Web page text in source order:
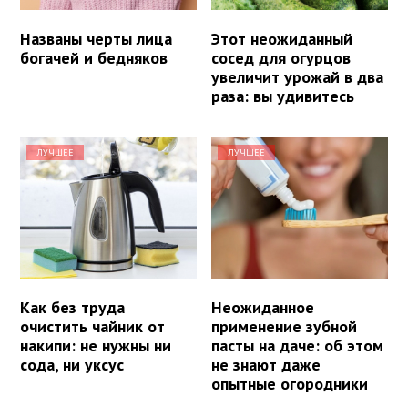
Названы черты лица
богачей и бедняков
Этот неожиданный
сосед для огурцов
увеличит урожай в два
раза: вы удивитесь
ЛУЧШЕЕ
Как без труда
очистить чайник от
накипи: не нужны ни
сода, ни уксус
ЛУЧШЕЕ
Неожиданное
применение зубной
пасты на даче: об этом
не знают даже
опытные огородники